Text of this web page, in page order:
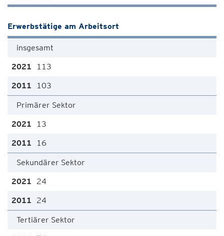
Erwerbstätige am Arbeitsort
insgesamt
113
103
Primärer Sektor
13
16
Sekundärer Sektor
24
24
Tertiärer Sektor